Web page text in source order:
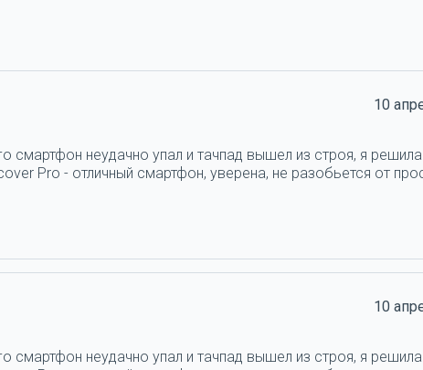
10
смартфон неудачно упал и тачпад вышел из строя, я
Pro - отличный смартфон, уверена, не разобьется от
10
смартфон неудачно упал и тачпад вышел из строя, я